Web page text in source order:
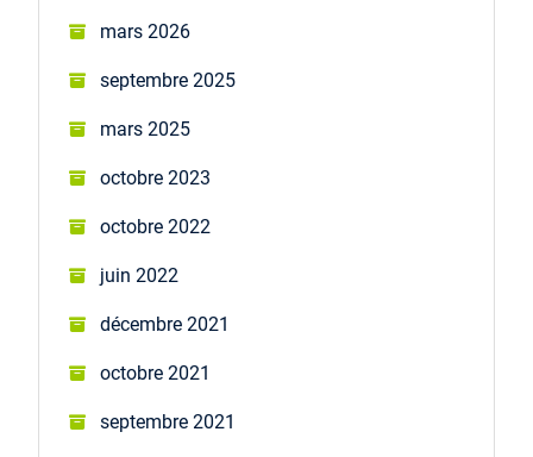
mars 2026
septembre 2025
mars 2025
octobre 2023
octobre 2022
juin 2022
décembre 2021
octobre 2021
septembre 2021